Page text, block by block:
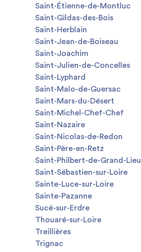
Saint-Étienne-de-Montluc
Saint-Gildas-des-Bois
Saint-Herblain
Saint-Jean-de-Boiseau
Saint-Joachim
Saint-Julien-de-Concelles
Saint-Lyphard
Saint-Malo-de-Guersac
Saint-Mars-du-Désert
Saint-Michel-Chef-Chef
Saint-Nazaire
Saint-Nicolas-de-Redon
Saint-Père-en-Retz
Saint-Philbert-de-Grand-Lieu
Saint-Sébastien-sur-Loire
Sainte-Luce-sur-Loire
Sainte-Pazanne
Sucé-sur-Erdre
Thouaré-sur-Loire
Treillières
Trignac